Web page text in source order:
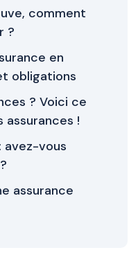
comment
?
en
obligations
? Voici ce
assurances !
avez-vous
assurance